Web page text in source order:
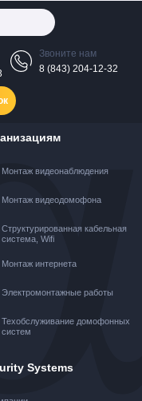
Звоните нам
8 (843) 204-12-32
Монтаж видеонаблюдения
Монтаж видеодомофона
Структурированная кабельная
система, Wifi
Монтаж интернета
Электромонтажные работы
Техобслуживание домофонных
систем
Systems